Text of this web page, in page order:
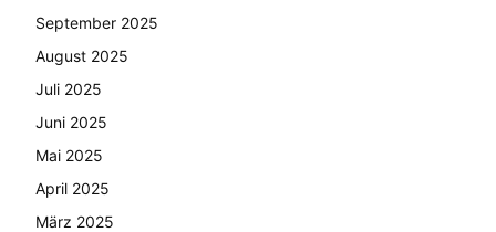
September 2025
August 2025
Juli 2025
Juni 2025
Mai 2025
April 2025
März 2025